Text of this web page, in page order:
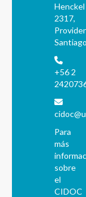
Henckel
2317,
Santiago
+56 2
Para
más
sobre
el
CIDOC